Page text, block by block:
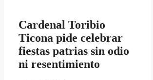
Cardenal Toribio
Ticona pide celebrar
fiestas patrias sin odio
ni resentimiento